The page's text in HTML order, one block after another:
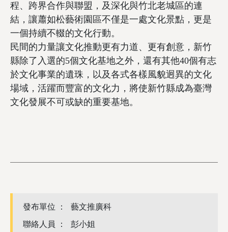
程、跨界合作與聯盟，及深化與竹北老城區的連
結，讓蕭如松藝術園區不僅是一處文化景點，更是
一個持續不輟的文化行動。
民間的力量讓文化推動更有力道、更有創意，新竹
縣除了入選的5個文化基地之外，還有其他40個有志
於文化事業的遺珠，以及各式各樣風貌迥異的文化
場域，活躍而豐富的文化力，將使新竹縣成為臺灣
文化發展不可或缺的重要基地。
發布單位 ：
藝文推廣科
聯絡人員 ：
彭小姐